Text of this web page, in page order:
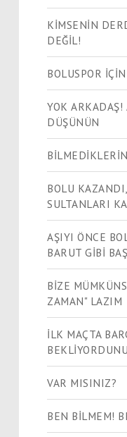
KİMSENİN
DEĞİL!
BOLUSPOR
YOK ARKADAŞ!
DÜŞÜNÜN
BOLU
SULTANLARI
AŞIYI ÖNCE
BARUT GİBİ
BİZE
ZAMAN" LAZIM
İLK MAÇTA
VAR MISINIZ?
BEN BİLMEM!